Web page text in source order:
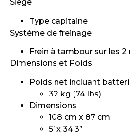
Siege
Type capitaine
Système de freinage
Frein à tambour sur les 2
Dimensions et Poids
Poids net incluant
32 kg (74 lbs)
Dimensions
108 cm x 87 cm
5’ x 34.3’’